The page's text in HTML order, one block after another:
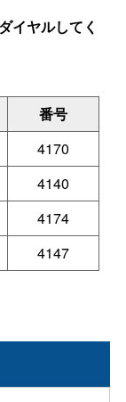
イヤルしてく
番号
4170
4140
4174
4147